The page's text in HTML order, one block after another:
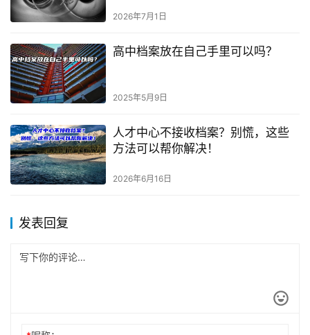
2026年7月1日
高中档案放在自己手里可以吗？
2025年5月9日
人才中心不接收档案？别慌，这些
方法可以帮你解决！
2026年6月16日
发表回复